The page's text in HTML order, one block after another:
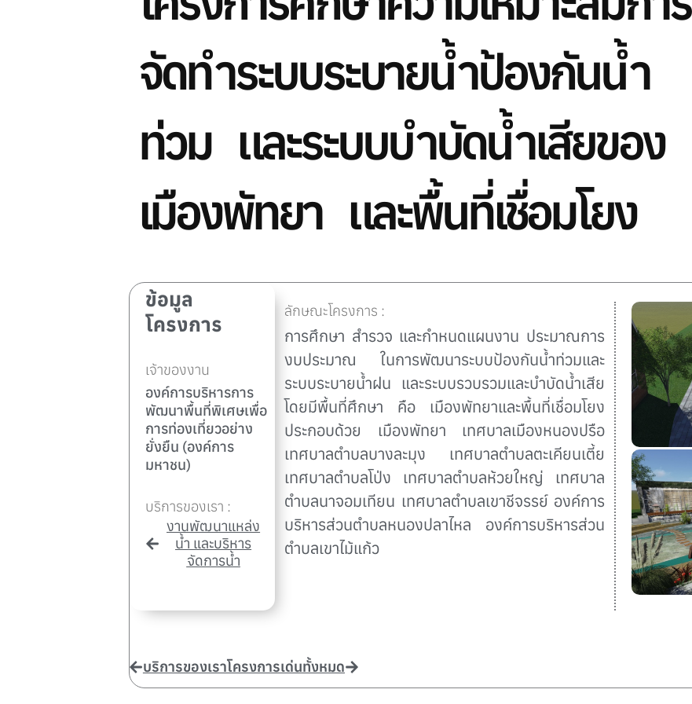
จัดทำระบบระบายน้ำป้องกันน้ำ
ท่วม และระบบบำบัดน้ำเสียของ
เมืองพัทยา และพื้นที่เชื่อมโยง
ข้อมูล
โครงการ
เจ้าของงาน
องค์การบริหารการ
พัฒนาพื้นที่พิเศษเพื่อ
การท่องเที่ยวอย่าง
ยั่งยืน (องค์การ
มหาชน)
บริการของเรา :
งานพัฒนาแหล่ง
น้ำ และบริหาร
จัดการน้ำ
ลักษณะโครงการ :
การศึกษา สำรวจ และกำหนดแผนงาน ประมาณการ
งบประมาณ ในการพัฒนาระบบป้องกันน้ำท่วมและ
ระบบระบายน้ำฝน และระบบรวบรวมและบำบัดน้ำเสีย
โดยมีพื้นที่ศึกษา คือ เมืองพัทยาและพื้นที่เชื่อมโยง
ประกอบด้วย เมืองพัทยา เทศบาลเมืองหนองปรือ
เทศบาลตำบลบางละมุง เทศบาลตำบลตะเคียนเตี้ย
เทศบาลตำบลโป่ง เทศบาลตำบลห้วยใหญ่ เทศบาล
ตำบลนาจอมเทียน เทศบาลตำบลเขาชีจรรย์ องค์การ
บริหารส่วนตำบลหนองปลาไหล องค์การบริหารส่วน
ตำบลเขาไม้แก้ว
โครงการเด่นทั้งหมด
บริการของเรา